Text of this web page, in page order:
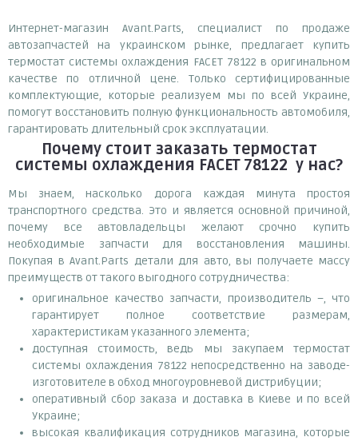
Интернет-магазин Avant.Parts, специалист по продаже
автозапчастей на украинском рынке, предлагает купить
термостат системы охлаждения FACET 78122 в оригинальном
качестве по отличной цене. Только сертифицированные
комплектующие, которые реализуем мы по всей Украине,
помогут восстановить полную функциональность автомобиля,
гарантировать длительный срок эксплуатации.
Почему стоит заказать термостат
системы охлаждения FACET 78122 у нас?
Мы знаем, насколько дорога каждая минута простоя
транспортного средства. Это и является основной причиной,
почему все автовладельцы желают срочно купить
необходимые запчасти для восстановления машины.
Покупая в Avant.Parts детали для авто, вы получаете массу
преимуществ от такого выгодного сотрудничества:
оригинальное качество запчасти, производитель –, что
гарантирует полное соответствие размерам,
характеристикам указанного элемента;
доступная стоимость, ведь мы закупаем термостат
системы охлаждения 78122 непосредственно на заводе-
изготовителе в обход многоуровневой дистрибуции;
оперативный сбор заказа и доставка в Киеве и по всей
Украине;
высокая квалификация сотрудников магазина, которые